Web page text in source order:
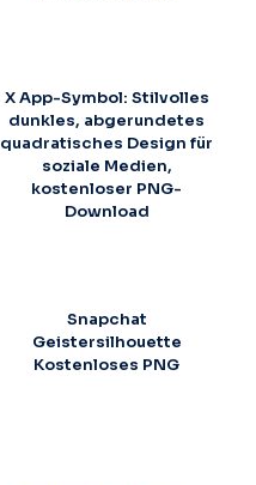
X App-Symbol: Stilvolles
dunkles, abgerundetes
quadratisches Design für
soziale Medien,
kostenloser PNG-
Download
Snapchat
Geistersilhouette
Kostenloses PNG